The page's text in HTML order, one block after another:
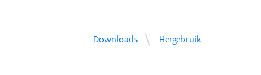
Downloads Hergebruik